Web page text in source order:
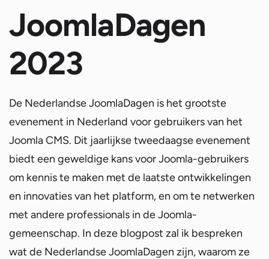
JoomlaDagen
2023
De Nederlandse JoomlaDagen is het grootste
evenement in Nederland voor gebruikers van het
Joomla CMS. Dit jaarlijkse tweedaagse evenement
biedt een geweldige kans voor Joomla-gebruikers
om kennis te maken met de laatste ontwikkelingen
en innovaties van het platform, en om te netwerken
met andere professionals in de Joomla-
gemeenschap. In deze blogpost zal ik bespreken
wat de Nederlandse JoomlaDagen zijn, waarom ze